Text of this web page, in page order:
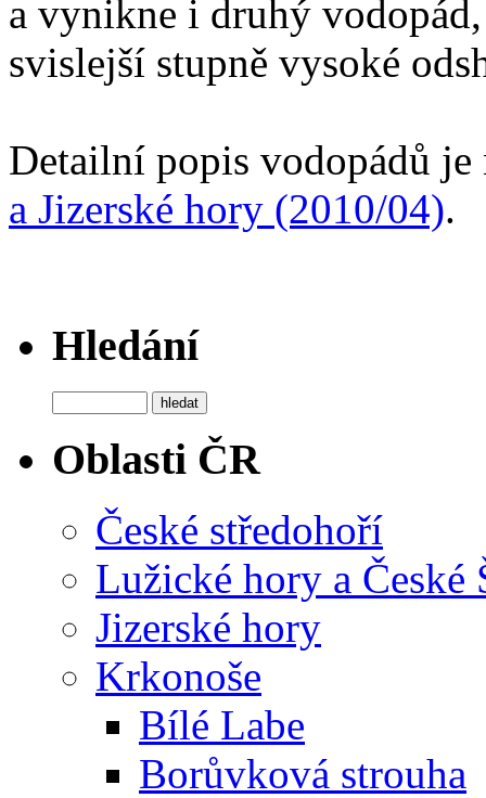
a vynikne i druhý
svislejší stupně vysoké
Detailní popis vodopádů je
a Jizerské hory (2010/04).
Hledání
Oblasti ČR
České středohoří
Lužické hory a České
Jizerské hory
Krkonoše
Bílé Labe
Borůvková strouha